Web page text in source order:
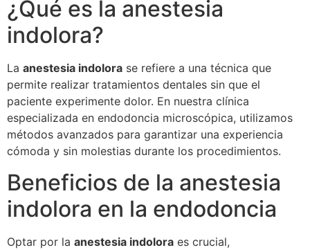
¿Qué es la anestesia
indolora?
La anestesia indolora se refiere a una técnica que
permite realizar tratamientos dentales sin que el
paciente experimente dolor. En nuestra clínica
especializada en endodoncia microscópica, utilizamos
métodos avanzados para garantizar una experiencia
cómoda y sin molestias durante los procedimientos.
Beneficios de la anestesia
indolora en la endodoncia
Optar por la anestesia indolora es crucial,